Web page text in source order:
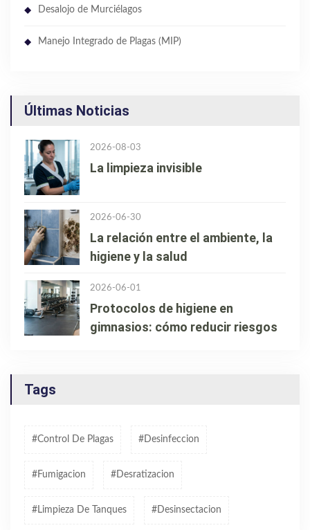
Desalojo de Murciélagos
Manejo Integrado de Plagas (MIP)
Últimas Noticias
2026-08-03
La limpieza invisible
2026-06-30
La relación entre el ambiente, la
higiene y la salud
2026-06-01
Protocolos de higiene en
gimnasios: cómo reducir riesgos
Tags
#control De Plagas #desinfeccion
#fumigacion #desratizacion
#limpieza De Tanques #desinsectacion